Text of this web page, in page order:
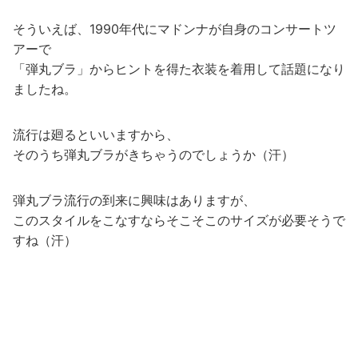
そういえば、1990年代にマドンナが自身のコンサートツ
アーで
「弾丸ブラ」からヒントを得た衣装を着用して話題になり
ましたね。
流行は廻るといいますから、
そのうち弾丸ブラがきちゃうのでしょうか（汗）
弾丸ブラ流行の到来に興味はありますが、
このスタイルをこなすならそこそこのサイズが必要そうで
すね（汗）